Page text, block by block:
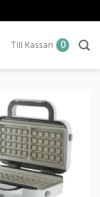
Till Kassan 0